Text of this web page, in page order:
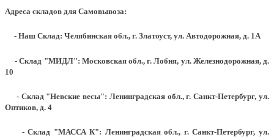
Адреса складов для Самовывоза:
- Наш Склад: Челябинская обл., г. Златоуст, ул. Автодорожная, д. 1А
- Склад "МИДЛ": Московская обл., г. Лобня, ул. Железнодорожная, д.
10
- Склад "Невские весы": Ленинградская обл., г. Санкт-Петербург, ул.
Оптиков, д. 4
- Склад "МАССА К": Ленинградская обл., г. Санкт-Петербург, ул.